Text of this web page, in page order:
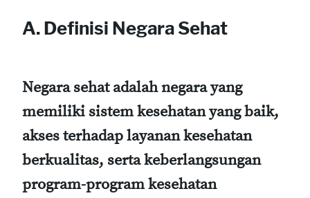
A. Definisi Negara Sehat
Negara sehat adalah negara yang
memiliki sistem kesehatan yang baik,
akses terhadap layanan kesehatan
berkualitas, serta keberlangsungan
program-program kesehatan